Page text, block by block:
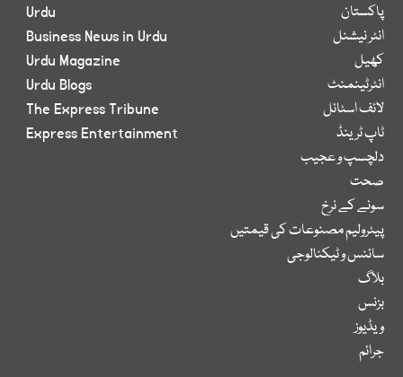
پاکستان
انٹر نیشنل
کھیل
انٹرٹینمنٹ
لائف اسٹائل
ٹاپ ٹرینڈ
دلچسپ و عجیب
صحت
سونے کے نرخ
پیٹرولیم مصنوعات کی قیمتیں
سائنس و ٹیکنالوجی
بلاگ
بزنس
ویڈیوز
جرائم
Urdu
Business News in Urdu
Urdu Magazine
Urdu Blogs
The Express Tribune
Express Entertainment